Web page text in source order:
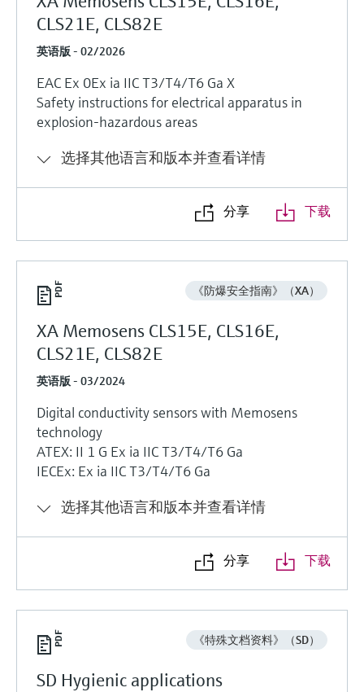
CLS21E, CLS82E
英语版 - 02/2026
EAC Ex 0Ex ia IIC T3/T4/T6 Ga X
Safety instructions for electrical apparatus in
explosion-hazardous areas
选择其他语言和版本并查看详情
分享 下载
《防爆安全指南》（XA）
XA Memosens CLS15E, CLS16E,
CLS21E, CLS82E
英语版 - 03/2024
Digital conductivity sensors with Memosens
technology
ATEX: II 1 G Ex ia IIC T3/T4/T6 Ga
IECEx: Ex ia IIC T3/T4/T6 Ga
选择其他语言和版本并查看详情
分享 下载
《特殊文档资料》（SD）
SD Hygienic applications